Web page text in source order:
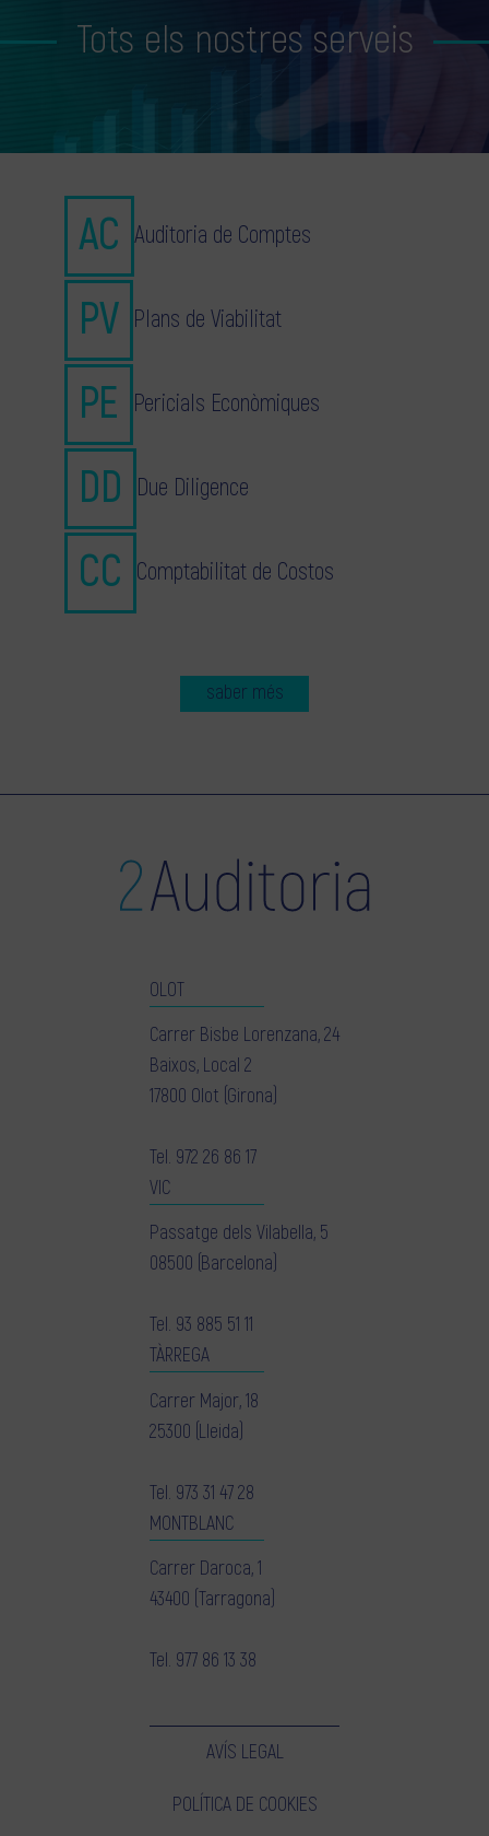
Tots els nostres serveis
Auditoria de Comptes
Plans de Viabilitat
Pericials Econòmiques
Due Diligence
Comptabilitat de Costos
saber més
OLOT
Carrer Bisbe Lorenzana, 24
Baixos, Local 2
17800 Olot (Girona)
Tel. 972 26 86 17
VIC
Passatge dels Vilabella, 5
08500 (Barcelona)
Tel. 93 885 51 11
TÀRREGA
Carrer Major, 18
25300 (Lleida)
Tel. 973 31 47 28
MONTBLANC
Carrer Daroca, 1
43400 (Tarragona)
Tel. 977 86 13 38
AVÍS LEGAL
POLÍTICA DE COOKIES